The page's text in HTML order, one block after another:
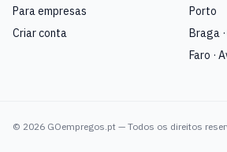
Para empresas
Criar conta
Porto
Braga
Faro ·
© 2026 GOempregos.pt — Todos os direitos